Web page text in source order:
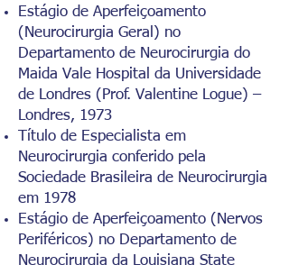
Estágio de Aperfeiçoamento
(Neurocirurgia Geral) no
Departamento de Neurocirurgia do
Maida Vale Hospital da Universidade
de Londres (Prof. Valentine Logue) –
Londres, 1973
Título de Especialista em
Neurocirurgia conferido pela
Sociedade Brasileira de Neurocirurgia
em 1978
Estágio de Aperfeiçoamento (Nervos
Periféricos) no Departamento de
Neurocirurgia da Louisiana State